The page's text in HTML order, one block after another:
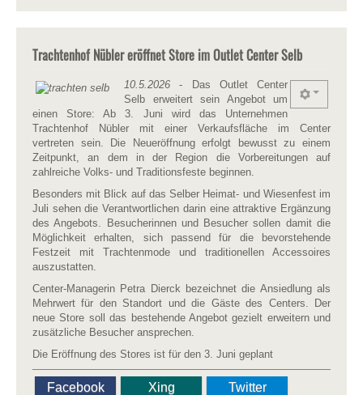
Trachtenhof Nübler eröffnet Store im Outlet Center Selb
10.5.2026 - Das Outlet Center
Selb erweitert sein Angebot um
einen Store: Ab 3. Juni wird das Unternehmen
Trachtenhof Nübler mit einer Verkaufsfläche im Center
vertreten sein. Die Neueröffnung erfolgt bewusst zu einem
Zeitpunkt, an dem in der Region die Vorbereitungen auf
zahlreiche Volks- und Traditionsfeste beginnen.
Besonders mit Blick auf das Selber Heimat- und Wiesenfest im
Juli sehen die Verantwortlichen darin eine attraktive Ergänzung
des Angebots. Besucherinnen und Besucher sollen damit die
Möglichkeit erhalten, sich passend für die bevorstehende
Festzeit mit Trachtenmode und traditionellen Accessoires
auszustatten.
Center-Managerin Petra Dierck bezeichnet die Ansiedlung als
Mehrwert für den Standort und die Gäste des Centers. Der
neue Store soll das bestehende Angebot gezielt erweitern und
zusätzliche Besucher ansprechen.
Die Eröffnung des Stores ist für den 3. Juni geplant
Facebook Xing
Twitter